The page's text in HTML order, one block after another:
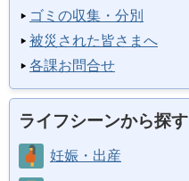
ゴミの収集・分別
被災された皆さまへ
各課お問合せ
ライフシーンから探す
妊娠・出産